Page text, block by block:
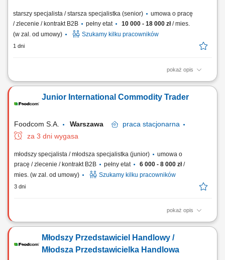
starszy specjalista / starsza specjalistka (senior)
umowa o pracę
/ zlecenie / kontrakt B2B
pełny etat 10 000 - 18 000 zł/ mies.
(w zal. od umowy)
Szukamy kilku pracowników
1 dni
pokaż opis
Zakres zadań: Aktywne budowanie portfela Klientów B2B oraz
zakupu i sprzedaży w branżach: pasze, żywność, chemia lub FMCG.
Junior International Commodity Trader
Foodcom S.A. Warszawa praca stacjonarna
za 3 dni wygasa
młodszy specjalista / młodsza specjalistka (junior)
umowa o
pracę / zlecenie / kontrakt B2B
pełny etat 6 000 - 8 000 zł/
mies. (w zal. od umowy)
Szukamy kilku pracowników
3 dni
pokaż opis
Obowiązki: Nawiązywanie relacji handlowych z Klientami B2B na
Nadzorowanie procesu sprzedaży towaru do klienta; Utrzymywanie
dobrych relacji z dostawcami i Klientami; Badanie źródeł nowych
Młodszy Przedstawiciel Handlowy /
Młodsza Przedstawicielka Handlowa